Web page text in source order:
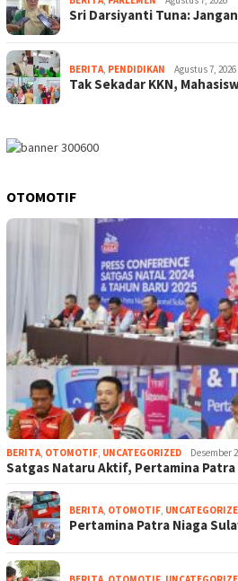
Sri Darsiyanti Tuna:
BERITA PENDIDIKAN Agustus 7, 2026
Tak Sekadar KKN,
OTOMOTIF
BERITA OTOMOTIF UNCATEGORIZED Desember
Satgas Nataru Aktif, Pertamina
BERITA OTOMOTIF
Pertamina Patra Niaga